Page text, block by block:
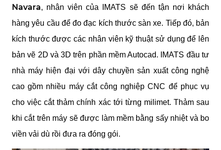
Navara, nhân viên của IMATS sẽ đến tận nơi khách
hàng yêu cầu để đo đạc kích thước sàn xe. Tiếp đó, bản
kích thước được các nhân viên kỹ thuật sử dụng để lên
bản vẽ 2D và 3D trên phần mềm Autocad. IMATS đầu tư
nhà máy hiện đại với dây chuyền sản xuất công nghệ
cao gồm nhiều máy cắt công nghiệp CNC để phục vụ
cho việc cắt thảm chính xác tới từng milimet. Thảm sau
khi cắt trên máy sẽ được làm mềm bằng sấy nhiệt và bo
viền vải dù rồi đưa ra đóng gói.